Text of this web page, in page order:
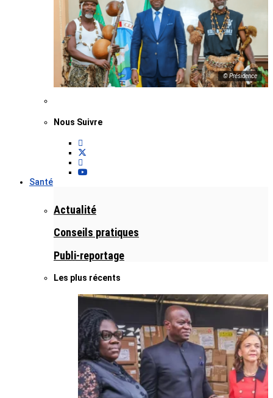
© Présidence
Nous Suivre
Santé
Actualité
Conseils pratiques
Publi-reportage
Les plus récents